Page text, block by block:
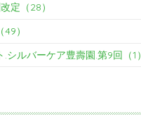
定（28）
）
シルバーケア豊壽園.第9回（1）